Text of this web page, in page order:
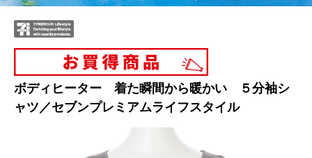
ボディヒーター 着た瞬間から暖かい ５分袖シ
ャツ／セブンプレミアムライフスタイル